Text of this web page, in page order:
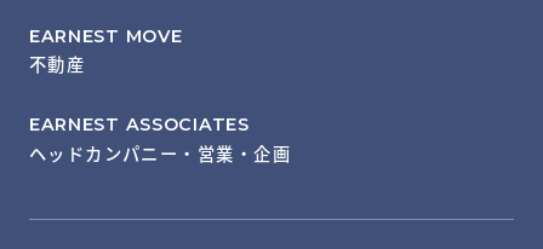
EARNEST MOVE
不動産
EARNEST ASSOCIATES
ヘッドカンパニー・営業・企画